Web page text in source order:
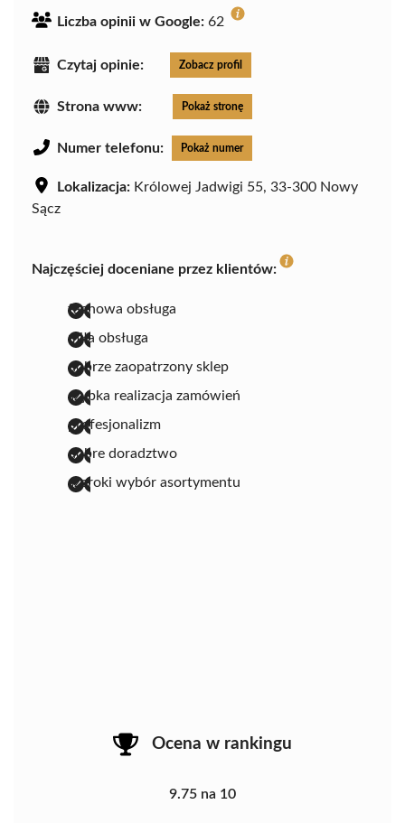
Liczba opinii w Google: 62
Czytaj opinie: Zobacz profil
Strona www: Pokaż stronę
Numer telefonu: Pokaż numer
Lokalizacja: Królowej Jadwigi 55, 33-300 Nowy
Sącz
Najczęściej doceniane przez klientów:
fachowa obsługa
miła obsługa
dobrze zaopatrzony sklep
szybka realizacja zamówień
profesjonalizm
dobre doradztwo
szeroki wybór asortymentu
Ocena w rankingu
9.75 na 10